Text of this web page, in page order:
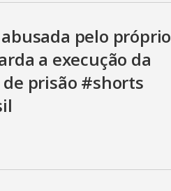
pelo próprio
a execução da
prisão #shorts